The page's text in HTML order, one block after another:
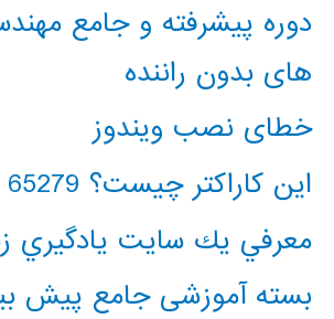
دوره پیشرفته و جامع
های بدون راننده
خطای نصب ویندوز
این کاراکتر چیست؟ 65279
معرفي يك سايت يادگيري
بسته آموزشی جامع پیش